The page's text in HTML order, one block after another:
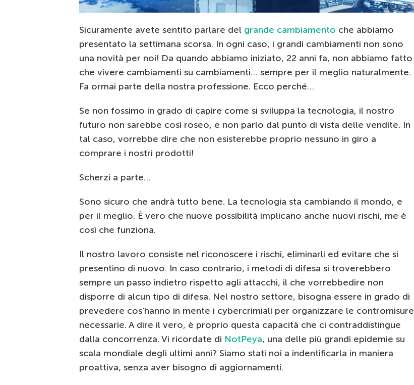
Sicuramente avete sentito parlare del grande cambiamento che abbiamo
presentato la settimana scorsa. In ogni caso, i grandi cambiamenti non sono
una novità per noi! Da quando abbiamo iniziato, 22 anni fa, non abbiamo fatto
che vivere cambiamenti su cambiamenti… sempre per il meglio naturalmente.
Fa ormai parte della nostra professione. Ecco perché…
Se non fossimo in grado di capire come si sviluppa la tecnologia, il nostro
futuro non sarebbe così roseo, e non parlo dal punto di vista delle vendite. In
tal caso, vorrebbe dire che non esisterebbe proprio nessuno in giro a
comprare i nostri prodotti!
Scherzi a parte…
Sono sicuro che andrà tutto bene. La tecnologia sta cambiando il mondo, e
per il meglio. È vero che nuove possibilità implicano anche nuovi rischi, me è
così che funziona.
Il nostro lavoro consiste nel riconoscere i rischi, eliminarli ed evitare che si
presentino di nuovo. In caso contrario, i metodi di difesa si troverebbero
sempre un passo indietro rispetto agli attacchi, il che vorrebbedire non
disporre di alcun tipo di difesa. Nel nostro settore, bisogna essere in grado di
prevedere cos’hanno in mente i cybercrimiali per organizzare le contromisure
necessarie. A dire il vero, è proprio questa capacità che ci contraddistingue
dalla concorrenza. Vi ricordate di NotPeya, una delle più grandi epidemie su
scala mondiale degli ultimi anni? Siamo stati noi a indentificarla in maniera
proattiva, senza aver bisogno di aggiornamenti.